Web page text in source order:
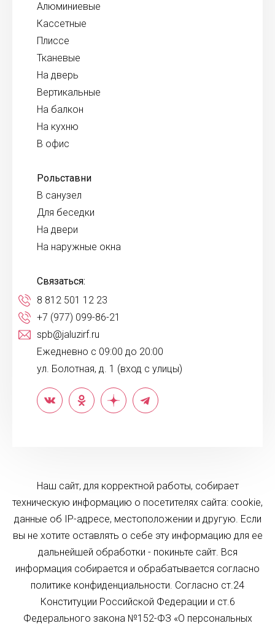
Алюминиевые
Кассетные
Плиссе
Тканевые
На дверь
Вертикальные
На балкон
На кухню
В офис
Рольставни
В санузел
Для беседки
На двери
На наружные окна
Связаться:
8 812 501 12 23
+7 (977) 099-86-21
spb@jaluzirf.ru
Ежедневно с 09:00 до 20:00
ул. Болотная, д. 1 (вход с улицы)
Наш сайт, для корректной работы, собирает
техническую информацию о посетителях сайта: cookie,
данные об IP-адресе, местоположении и другую. Если
вы не хотите оставлять о себе эту информацию для ее
дальнейшей обработки - покиньте сайт. Вся
информация собирается и обрабатывается согласно
политике конфиденциальности. Согласно ст.24
Конституции Российской Федерации и ст.6
Федерального закона №152-ФЗ «О персональных